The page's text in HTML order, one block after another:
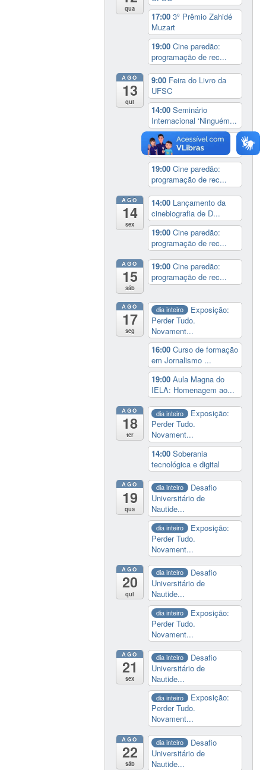
qua
17:003º Prêmio Zahidé
Muzart
19:00Cine paredão:
programação de rec...
AGO
13
qui
9:00 Feira do Livro da
UFSC
14:00Seminário
Internacional ‘Ninguém...
14:30 Sessão Especial
do Conselho Esta...
19:00Cine paredão:
programação de rec...
AGO
14
sex
14:00 Lançamento da
cinebiografia de D...
19:00Cine paredão:
programação de rec...
AGO
15
sáb
19:00Cine paredão:
programação de rec...
AGO
17
seg
dia inteiro
Exposição:
Perder Tudo.
Novament...
16:00Curso de formação
em Jornalismo ...
19:00Aula Magna do
IELA: Homenagem ao...
AGO
18
ter
dia inteiro
Exposição:
Perder Tudo.
Novament...
14:00Soberania
tecnológica e digital
AGO
19
qua
dia inteiro
Desafio
Universitário de
Nautide...
dia inteiro
Exposição:
Perder Tudo.
Novament...
AGO
20
qui
dia inteiro
Desafio
Universitário de
Nautide...
dia inteiro
Exposição:
Perder Tudo.
Novament...
AGO
21
sex
dia inteiro
Desafio
Universitário de
Nautide...
dia inteiro
Exposição:
Perder Tudo.
Novament...
AGO
22
sáb
dia inteiro
Desafio
Universitário de
Nautide...